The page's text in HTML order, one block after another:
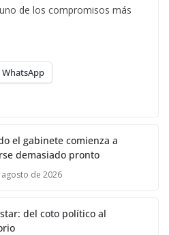
de los compromisos más
WhatsApp
el gabinete comienza a
demasiado pronto
de 2026
del coto político al